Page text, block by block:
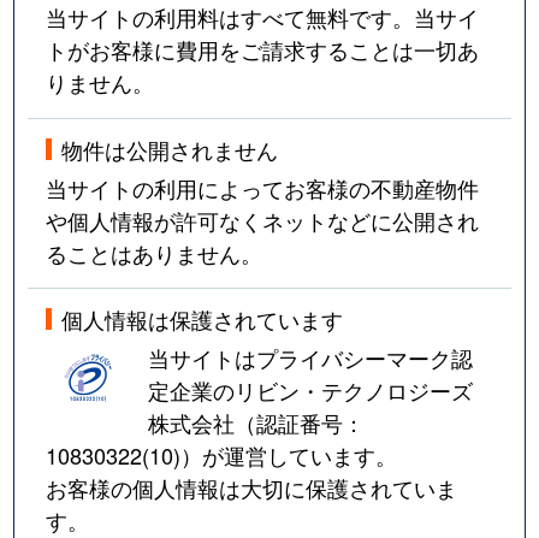
当サイトの利用料はすべて無料です。当サイ
トがお客様に費用をご請求することは一切あ
りません。
物件は公開されません
当サイトの利用によってお客様の不動産物件
や個人情報が許可なくネットなどに公開され
ることはありません。
個人情報は保護されています
当サイトはプライバシーマーク認
定企業のリビン・テクノロジーズ
株式会社（認証番号：
10830322(10)）が運営しています。
お客様の個人情報は大切に保護されていま
す。